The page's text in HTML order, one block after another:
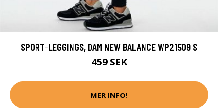
SPORT-LEGGINGS, DAM NEW BALANCE WP21509 S
459 SEK
MER INFO!